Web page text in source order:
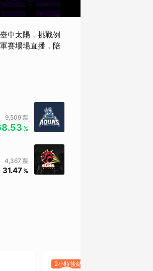
中太陽，挑戰例
賽場場直播，陪
9,509 票
%
4,367 票
31.47 %
2小時後結束